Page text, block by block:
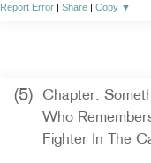
Report Error | Share | Copy ▼
(5)
Chapter:
Who
Fighter In The